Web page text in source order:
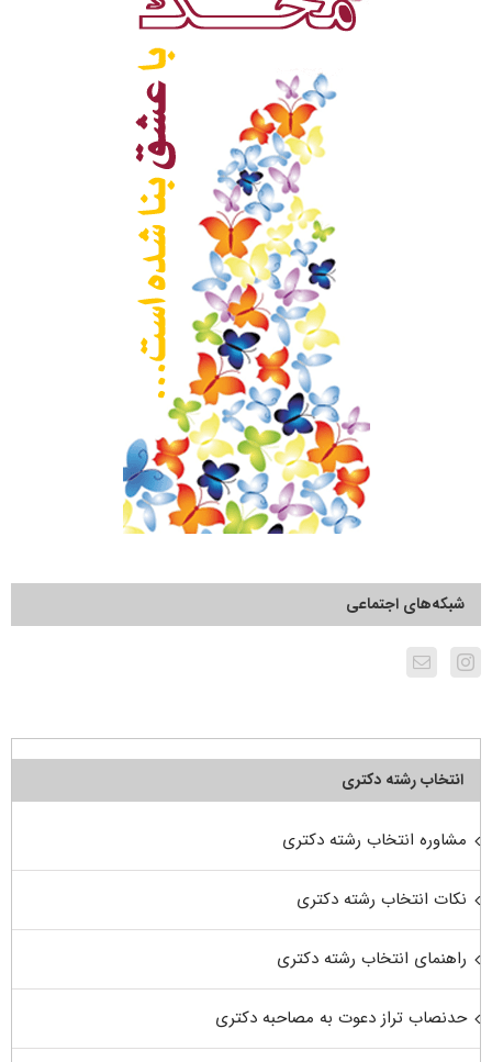
شبکه‌های اجتماعی
انتخاب رشته دکتری
مشاوره انتخاب رشته دکتری
نکات انتخاب رشته دکتری
راهنمای انتخاب رشته دکتری
حدنصاب تراز دعوت به مصاحبه دکتری